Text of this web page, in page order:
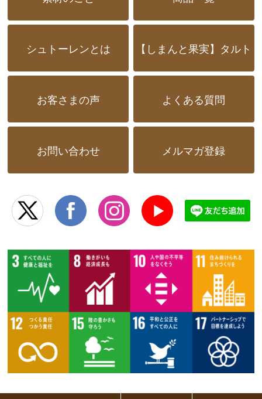
シュトーレンとは 【しまんと果実】タルト
お客さまの声 よくある質問
お問い合わせ メルマガ登録